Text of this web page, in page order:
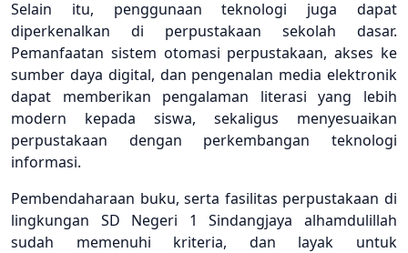
Selain itu, penggunaan teknologi juga dapat
diperkenalkan di perpustakaan sekolah dasar.
Pemanfaatan sistem otomasi perpustakaan, akses ke
sumber daya digital, dan pengenalan media elektronik
dapat memberikan pengalaman literasi yang lebih
modern kepada siswa, sekaligus menyesuaikan
perpustakaan dengan perkembangan teknologi
informasi.
Pembendaharaan buku, serta fasilitas perpustakaan di
lingkungan SD Negeri 1 Sindangjaya alhamdulillah
sudah memenuhi kriteria, dan layak untuk